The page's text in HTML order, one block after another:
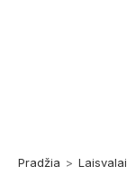
Pradžia >